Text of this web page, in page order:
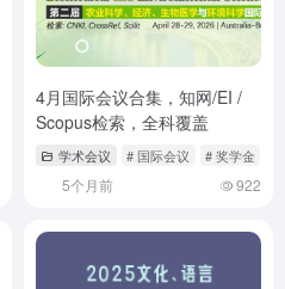
4月国际会议合集，知网/EI /
Scopus检索，全科覆盖
学术会议 # 国际会议 # 奖学金
5个月前 922